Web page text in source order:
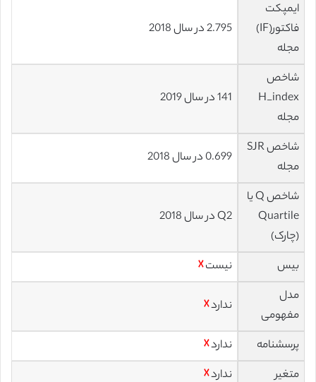
ایمپکت
فاکتور(IF)
مجله
2.795 در سال 2018
شاخص
H_index
مجله
141 در سال 2019
شاخص SJR
مجله
0.699 در سال 2018
شاخص Q یا
Quartile
(چارک)
Q2 در سال 2018
بیس نیست☓
مدل
مفهومی
ندارد☓
پرسشنامه ندارد☓
متغیر
ندارد☓